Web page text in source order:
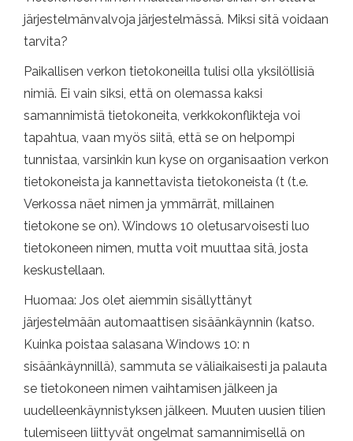
järjestelmänvalvoja järjestelmässä. Miksi sitä voidaan
tarvita?
Paikallisen verkon tietokoneilla tulisi olla yksilöllisiä
nimiä. Ei vain siksi, että on olemassa kaksi
samannimistä tietokoneita, verkkokonflikteja voi
tapahtua, vaan myös siitä, että se on helpompi
tunnistaa, varsinkin kun kyse on organisaation verkon
tietokoneista ja kannettavista tietokoneista (t (t.e.
Verkossa näet nimen ja ymmärrät, millainen
tietokone se on). Windows 10 oletusarvoisesti luo
tietokoneen nimen, mutta voit muuttaa sitä, josta
keskustellaan.
Huomaa: Jos olet aiemmin sisällyttänyt
järjestelmään automaattisen sisäänkäynnin (katso.
Kuinka poistaa salasana Windows 10: n
sisäänkäynnillä), sammuta se väliaikaisesti ja palauta
se tietokoneen nimen vaihtamisen jälkeen ja
uudelleenkäynnistyksen jälkeen. Muuten uusien tilien
tulemiseen liittyvät ongelmat samannimisellä on